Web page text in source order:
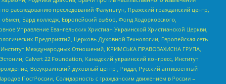
расследованию преследований Фалуньгун, Пражский гражданский центр,
Бард колледж, Европейский выбор, Фонд Ходорковского,
Управление Евангельских Христиан Украинской Христианской Церкви,
Предприятий, Церковь Духовной Технологии, Европейская сеть
Международных Отношений, КРИМСЬКА ПРАВОЗАХИСНА ГРУПА,
Calvert 22 Foundation, Канадский украинский конгресс, Институт
Всеукраинский духовный центр , Риддл, Русский антивоенный
ПостРоссии, Солидарность с гражданским движением в России –